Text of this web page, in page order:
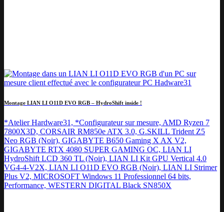
Montage LIAN LI O11D EVO RGB – HydroShift inside !
*Atelier Hardware31, *Configurateur sur mesure, AMD Ryzen 7
7800X3D, CORSAIR RM850e ATX 3.0, G.SKILL Trident Z5
Neo RGB (Noir), GIGABYTE B650 Gaming X AX V2,
GIGABYTE RTX 4080 SUPER GAMING OC, LIAN LI
HydroShift LCD 360 TL (Noir), LIAN LI Kit GPU Vertical 4.0
VG4-4-V2X, LIAN LI O11D EVO RGB (Noir), LIAN LI Strimer
Plus V2, MICROSOFT Windows 11 Professionnel 64 bits,
Performance, WESTERN DIGITAL Black SN850X